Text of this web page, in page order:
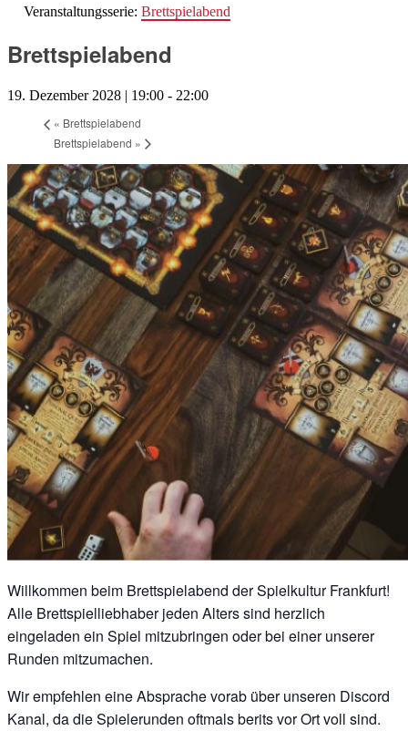
Veranstaltungsserie: Brettspielabend
Brettspielabend
19. Dezember 2028 | 19:00 - 22:00
« Brettspielabend
Brettspielabend »
Willkommen beim Brettspielabend der Spielkultur Frankfurt!
Alle Brettspielliebhaber jeden Alters sind herzlich
eingeladen ein Spiel mitzubringen oder bei einer unserer
Runden mitzumachen.
Wir empfehlen eine Absprache vorab über unseren Discord
Kanal, da die Spielerunden oftmals berits vor Ort voll sind.